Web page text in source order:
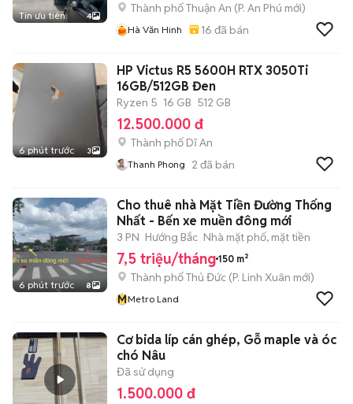
Tin ưu tiên 4
Thành phố Thuận An (P. An Phú mới)
Hà Văn Hinh 16 đã bán
6 phút trước 3
HP Victus R5 5600H RTX 3050Ti
16GB/512GB Đen
Ryzen 5 16 GB 512 GB
12.500.000 đ
Thành phố Dĩ An
Thanh Phong 2 đã bán
6 phút trước 8
Cho thuê nhà Mặt Tiền Đường Thống
Nhất - Bến xe muền đông mới
3 PN Hướng Bắc Nhà mặt phố, mặt tiền
7,5 triệu/tháng 150 m²
Thành phố Thủ Đức (P. Linh Xuân mới)
MMetro Land
Cơ bida líp cán ghép, Gỗ maple và óc
chó Nâu
Đã sử dụng
1.500.000 đ